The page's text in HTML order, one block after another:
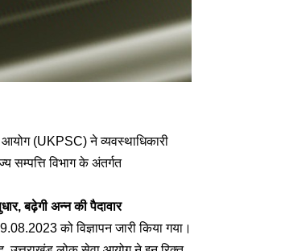
(UKPSC) ने व्यवस्थाधिकारी
सम्पत्ति विभाग के अंतर्गत
बढ़ेगी अन्न की पैदावार
को विज्ञापन जारी किया गया।